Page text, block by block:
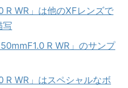
R WR」は他のXFレンズで
写
R WR」のサンプ
R WR」はスペシャルなボ